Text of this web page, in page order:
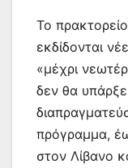
Το
εκδίδονται
«μέχρι
δεν θα
πρόγραμμα,
στον Λίβανο